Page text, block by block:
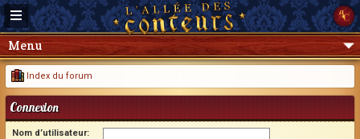
Menu
Index du forum
Connexion
Nom d’utilisateur: